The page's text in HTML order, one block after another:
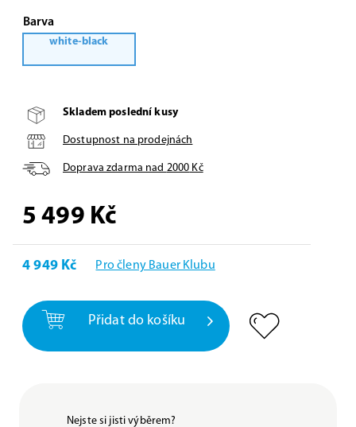
Barva
white-black
Skladem poslední kusy
Dostupnost na prodejnách
Doprava zdarma nad 2000 Kč
5 499 Kč
4 949 Kč Pro členy Bauer Klubu
Přidat do košíku
Nejste si jisti výběrem?